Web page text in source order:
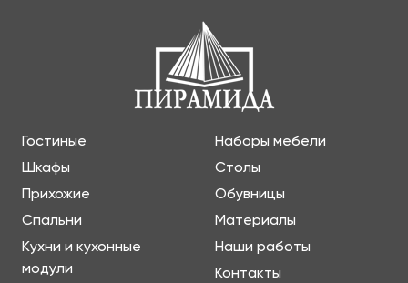
Гостиные
Шкафы
Прихожие
Спальни
Кухни и кухонные
модули
Наборы мебели
Столы
Обувницы
Материалы
Наши работы
Контакты